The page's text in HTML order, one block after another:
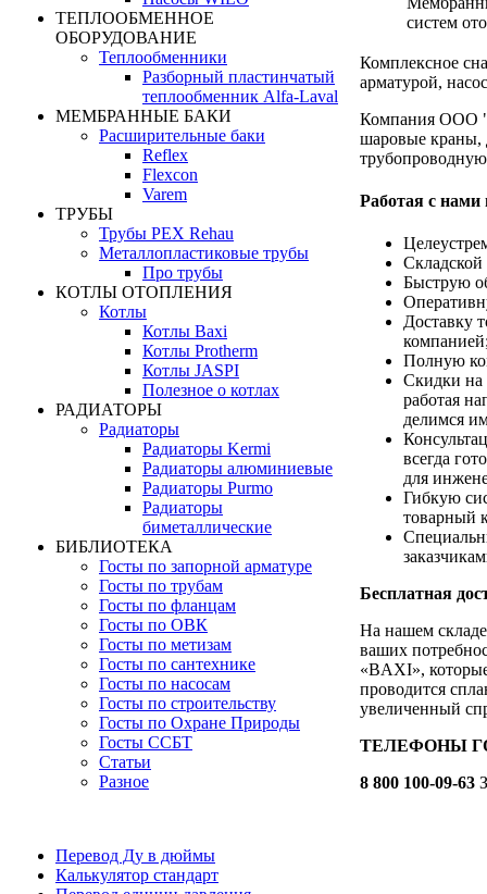
ТЕПЛООБМЕННОЕ
ОБОРУДОВАНИЕ
Теплообменники
Разборный пластинчатый
теплообменник Alfa-Laval
МЕМБРАННЫЕ БАКИ
Расширительные баки
Reflex
Flexcon
Varem
ТРУБЫ
Трубы PEX Rehau
Металлопластиковые трубы
Про трубы
КОТЛЫ ОТОПЛЕНИЯ
Котлы
Котлы Baxi
Котлы Protherm
Котлы JASPI
Полезное о котлах
РАДИАТОРЫ
Радиаторы
Радиаторы Kermi
Радиаторы алюминиевые
Радиаторы Purmo
Радиаторы
биметаллические
БИБЛИОТЕКА
Госты по запорной арматуре
Госты по трубам
Госты по фланцам
Госты по ОВК
Госты по метизам
Госты по сантехнике
Госты по насосам
Госты по строительству
Госты по Охране Природы
Госты ССБТ
Статьи
Разное
Перевод Ду в дюймы
Калькулятор стандарт
систем
Комплексное
арматурой,
Компания ООО
шаровые краны,
Работая с нами
Быструю
Доставку
Полную
Скидки на
работая
делимся
всегда
для
Гибкую
товарный
Бесплатная
На нашем складе
ваших
«BAXI»,
проводится
увеличенный
ТЕЛЕФОНЫ
8 800 100-09-63